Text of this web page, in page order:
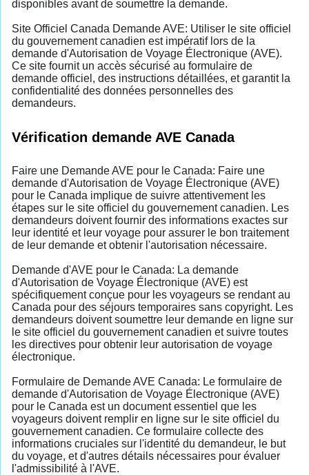
disponibles avant de soumettre la demande.
Site Officiel Canada Demande AVE: Utiliser le site officiel
du gouvernement canadien est impératif lors de la
demande d'Autorisation de Voyage Électronique (AVE).
Ce site fournit un accès sécurisé au formulaire de
demande officiel, des instructions détaillées, et garantit la
confidentialité des données personnelles des
demandeurs.
Vérification demande AVE Canada
Faire une Demande AVE pour le Canada: Faire une
demande d'Autorisation de Voyage Électronique (AVE)
pour le Canada implique de suivre attentivement les
étapes sur le site officiel du gouvernement canadien. Les
demandeurs doivent fournir des informations exactes sur
leur identité et leur voyage pour assurer le bon traitement
de leur demande et obtenir l'autorisation nécessaire.
Demande d'AVE pour le Canada: La demande
d'Autorisation de Voyage Électronique (AVE) est
spécifiquement conçue pour les voyageurs se rendant au
Canada pour des séjours temporaires sans copyright. Les
demandeurs doivent soumettre leur demande en ligne sur
le site officiel du gouvernement canadien et suivre toutes
les directives pour obtenir leur autorisation de voyage
électronique.
Formulaire de Demande AVE Canada: Le formulaire de
demande d'Autorisation de Voyage Électronique (AVE)
pour le Canada est un document essentiel que les
voyageurs doivent remplir en ligne sur le site officiel du
gouvernement canadien. Ce formulaire collecte des
informations cruciales sur l'identité du demandeur, le but
du voyage, et d'autres détails nécessaires pour évaluer
l'admissibilité à l'AVE.